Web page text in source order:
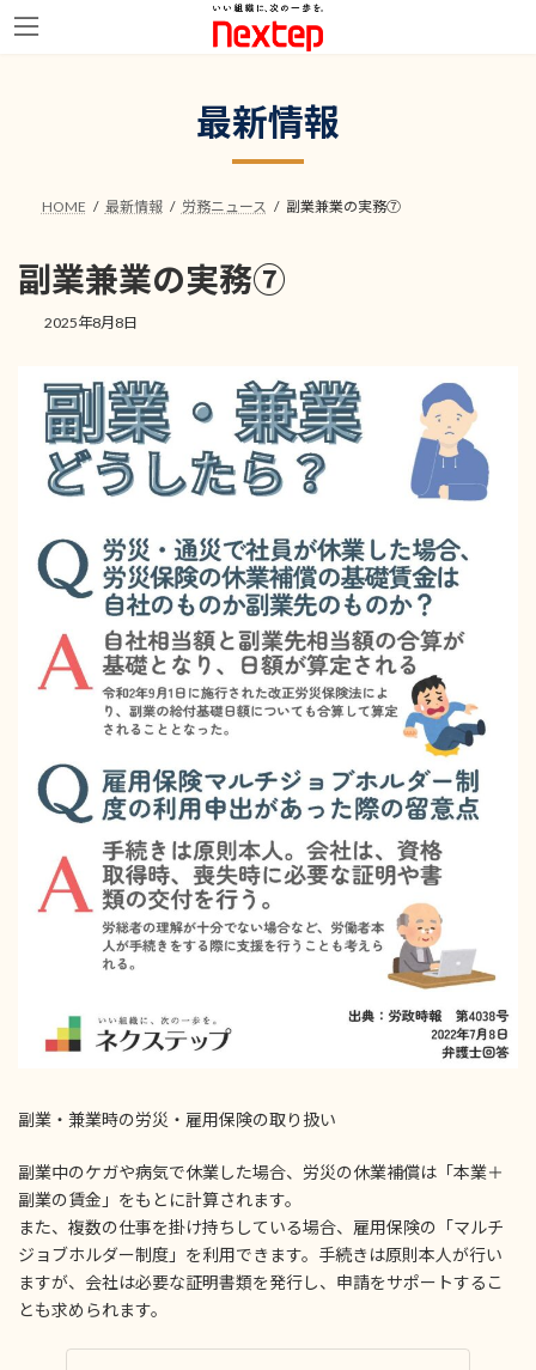
最新情報
HOME 最新情報 労務ニュース 副業兼業の実務⑦
副業兼業の実務⑦
2025年8月8日
副業・兼業時の労災・雇用保険の取り扱い
副業中のケガや病気で休業した場合、労災の休業補償は「本業＋
副業の賃金」をもとに計算されます。
また、複数の仕事を掛け持ちしている場合、雇用保険の「マルチ
ジョブホルダー制度」を利用できます。手続きは原則本人が行い
ますが、会社は必要な証明書類を発行し、申請をサポートするこ
とも求められます。